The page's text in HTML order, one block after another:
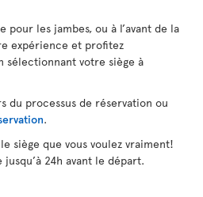
pour les jambes, ou à l’avant de la
expérience et profitez
sélectionnant votre siège à
du processus de réservation ou
.
siège que vous voulez vraiment!
24h avant le départ.